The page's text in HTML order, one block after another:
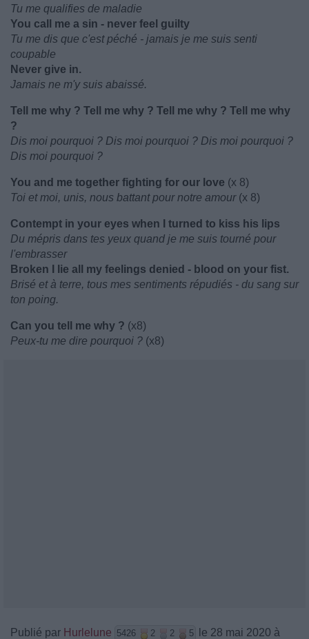
Tu me qualifies de maladie
You call me a sin - never feel guilty
Tu me dis que c'est péché - jamais je me suis senti
coupable
Never give in.
Jamais ne m'y suis abaissé.
Tell me why ? Tell me why ? Tell me why ? Tell me why
?
Dis moi pourquoi ? Dis moi pourquoi ? Dis moi pourquoi ?
Dis moi pourquoi ?
You and me together fighting for our love (x 8)
Toi et moi, unis, nous battant pour notre amour(x 8)
Contempt in your eyes when I turned to kiss his lips
Du mépris dans tes yeux quand je me suis tourné pour
l'embrasser
Broken I lie all my feelings denied - blood on your fist.
Brisé et à terre, tous mes sentiments répudiés - du sang sur
ton poing.
Can you tell me why ? (x8)
Peux-tu me dire pourquoi ? (x8)
Publié par Hurlelune 5426 2 2 5
le 28 mai 2020 à